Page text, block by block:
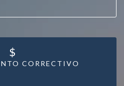
CORRECTIVO
$